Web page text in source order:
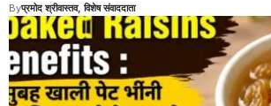
Byप्रमोद श्रीवास्तव, विशेष संवाददाता